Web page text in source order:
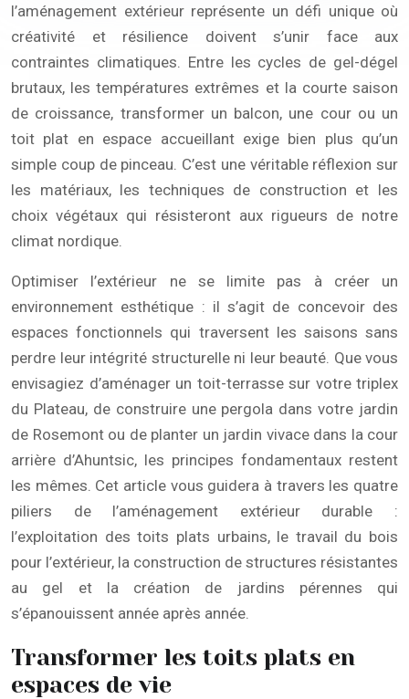
l’aménagement extérieur représente un défi unique où
créativité et résilience doivent s’unir face aux
contraintes climatiques. Entre les cycles de gel-dégel
brutaux, les températures extrêmes et la courte saison
de croissance, transformer un balcon, une cour ou un
toit plat en espace accueillant exige bien plus qu’un
simple coup de pinceau. C’est une véritable réflexion sur
les matériaux, les techniques de construction et les
choix végétaux qui résisteront aux rigueurs de notre
climat nordique.
Optimiser l’extérieur ne se limite pas à créer un
environnement esthétique : il s’agit de concevoir des
espaces fonctionnels qui traversent les saisons sans
perdre leur intégrité structurelle ni leur beauté. Que vous
envisagiez d’aménager un toit-terrasse sur votre triplex
du Plateau, de construire une pergola dans votre jardin
de Rosemont ou de planter un jardin vivace dans la cour
arrière d’Ahuntsic, les principes fondamentaux restent
les mêmes. Cet article vous guidera à travers les quatre
piliers de l’aménagement extérieur durable :
l’exploitation des toits plats urbains, le travail du bois
pour l’extérieur, la construction de structures résistantes
au gel et la création de jardins pérennes qui
s’épanouissent année après année.
Transformer les toits plats en
espaces de vie